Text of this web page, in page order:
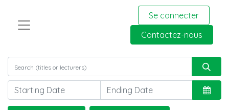
Se connecter
Contactez-nous